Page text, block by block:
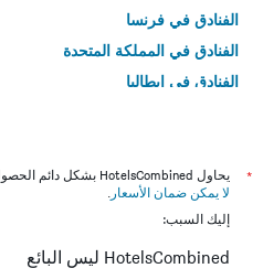
الفنادق في فرنسا
الفنادق في المملكة المتحدة
الفنادق في إيطاليا
*
يحاول HotelsCombined بشكل دائم الحصول على الأسعار الدقيقة، ولكن
لا يمكن ضمان الأسعار .
إليك السبب:
HotelsCombined ليس البائع